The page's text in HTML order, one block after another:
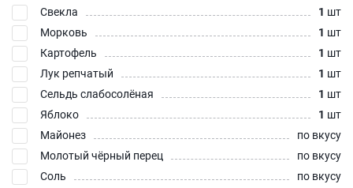
Свекла 1 шт
Морковь
1 шт
Картофель
1 шт
Лук репчатый
1 шт
Сельдь слабосолёная
1 шт
Яблоко
1 шт
Майонез
по вкусу
Молотый чёрный перец
по вкусу
Соль
по вкусу